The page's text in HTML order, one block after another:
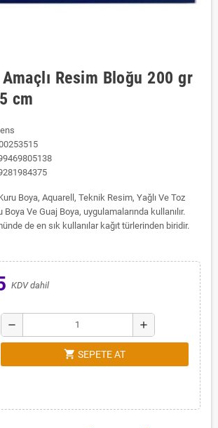
Resim Bloğu 200 gr
cm
Boya, Aquarell, Teknik Resim, Yağlı Ve Toz
Ve Guaj Boya, uygulamalarında kullanılır.
de en sık kullanılar kağıt türlerinden biridir.
KDV dahil
remove add
shopping_cart SEPETE AT